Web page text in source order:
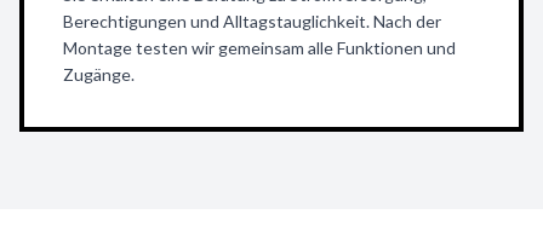
Berechtigungen und Alltagstauglichkeit. Nach der
Montage testen wir gemeinsam alle Funktionen und
Zugänge.